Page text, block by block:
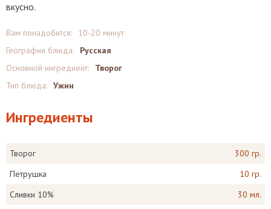
вкусно.
Вам понадобится:
10-20 минут
География блюда:
Русская
Основной ингредиент:
Творог
Тип блюда: Ужин
Ингредиенты
Творог
300 гр.
Петрушка
10 гр.
Сливки 10%
30 мл.